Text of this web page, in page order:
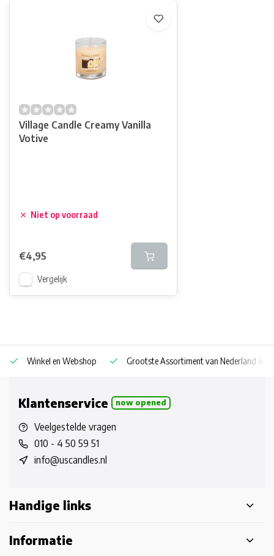
Village Candle Creamy Vanilla
Votive
Niet op voorraad
€4,95
Vergelijk
Winkel en Webshop Grootste Assortiment van Nederland &
Klantenservice now opened
Veelgestelde vragen
010 - 4 50 59 51
info@uscandles.nl
Handige links
Informatie